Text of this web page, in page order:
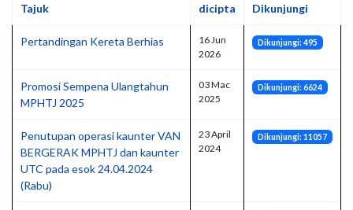
Tajuk
dicipta
Dikunjungi
Pertandingan Kereta Berhias
16 Jun
2026
Dikunjungi: 495
Promosi Sempena Ulangtahun
MPHTJ 2025
03 Mac
2025
Dikunjungi: 6624
Penutupan operasi kaunter VAN
BERGERAK MPHTJ dan kaunter
UTC pada esok 24.04.2024
(Rabu)
23 April
2024
Dikunjungi: 11057